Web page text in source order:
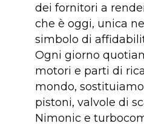
dei fornitori a
che è oggi, unica
simbolo di
Ogni giorno
motori e parti di
mondo,
pistoni, valvole di
Nimonic e